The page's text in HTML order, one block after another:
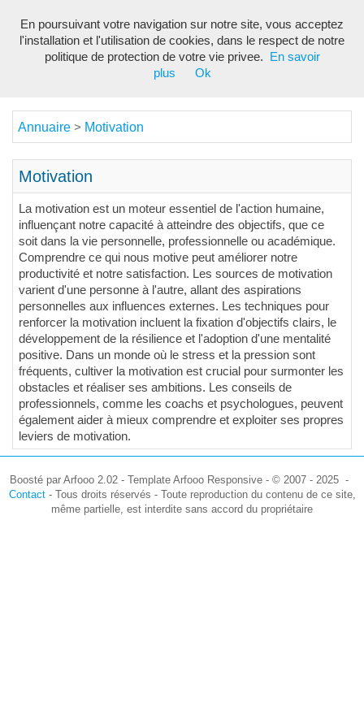
Annuaire > Motivation
Motivation
La motivation est un moteur essentiel de l'action humaine,
influençant notre capacité à atteindre des objectifs, que ce
soit dans la vie personnelle, professionnelle ou académique.
Comprendre ce qui nous motive peut améliorer notre
productivité et notre satisfaction. Les sources de motivation
varient d'une personne à l'autre, allant des aspirations
personnelles aux influences externes. Les techniques pour
renforcer la motivation incluent la fixation d'objectifs clairs, le
développement de la résilience et l'adoption d'une mentalité
positive. Dans un monde où le stress et la pression sont
fréquents, cultiver la motivation est crucial pour surmonter les
obstacles et réaliser ses ambitions. Les conseils de
professionnels, comme les coachs et psychologues, peuvent
également aider à mieux comprendre et exploiter ses propres
leviers de motivation.
Boosté par Arfooo 2.02 - Template Arfooo Responsive - © 2007 - 2025 -
Contact- Tous droits réservés - Toute reproduction du contenu de ce site,
même partielle, est interdite sans accord du propriétaire
En poursuivant votre navigation sur notre site, vous acceptez
l'installation et l'utilisation de cookies, dans le respect de notre
politique de protection de votre vie privee.
En savoir
plus
Ok